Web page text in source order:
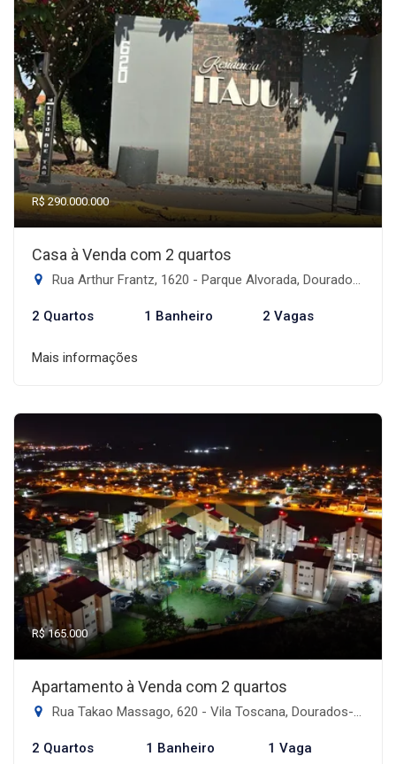
R$ 290.000.000
Casa à Venda com 2 quartos
Rua Arthur Frantz, 1620 - Parque Alvorada, Dourados-MS
2 Quartos 1 Banheiro 2 Vagas
Mais informações
R$ 165.000
Apartamento à Venda com 2 quartos
Rua Takao Massago, 620 - Vila Toscana, Dourados-MS
2 Quartos 1 Banheiro 1 Vaga